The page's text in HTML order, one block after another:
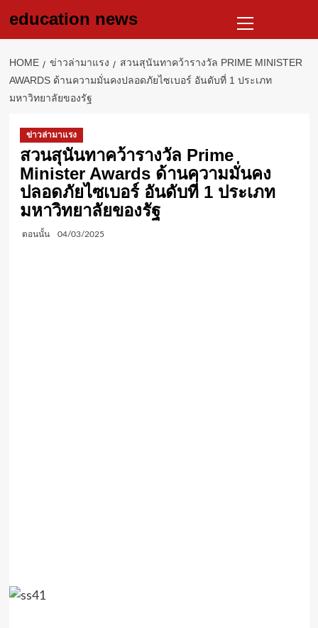
education news
Menu
HOME ข่าวล่ามาแรง
สวนสุนันทาคว้ารางวัล PRIME MINISTER
AWARDS ด้านความมั่นคงปลอดภัยไซเบอร์ อันดับที่ 1 ประเภท
มหาวิทยาลัยของรัฐ
ข่าวล่ามาแรง
สวนสุนันทาคว้ารางวัล Prime
Minister Awards ด้านความมั่นคง
ปลอดภัยไซเบอร์ อันดับที่ 1 ประเภท
มหาวิทยาลัยของรัฐ
ตอนนั้น 04/03/2025